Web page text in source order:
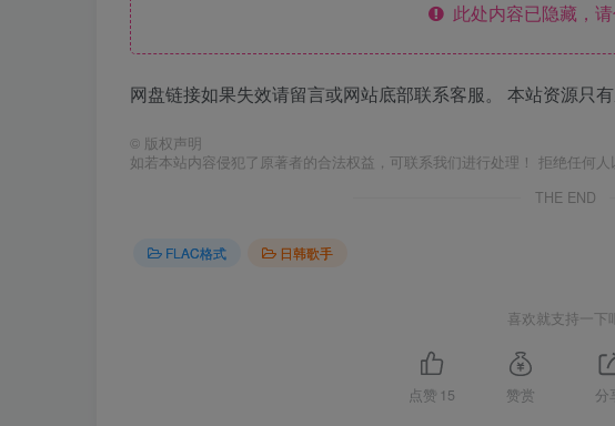
此处内容已隐藏，
网盘链接如果失效请留言或网站底部联系客服。 本站资源只
© 版权声明
如若本站内容侵犯了原著者的合法权益，可联系我们进行处理！ 拒绝任何
THE END
FLAC格式 日韩歌手
喜欢就支持一下
点赞 15 赞赏 分